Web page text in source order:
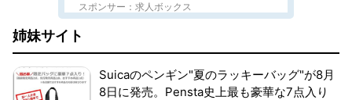
スポンサー：求人ボックス
姉妹サイト
Suicaのペンギン"夏のラッキーバッグ"が8月
8日に発売。Pensta史上最も豪華な7点入り